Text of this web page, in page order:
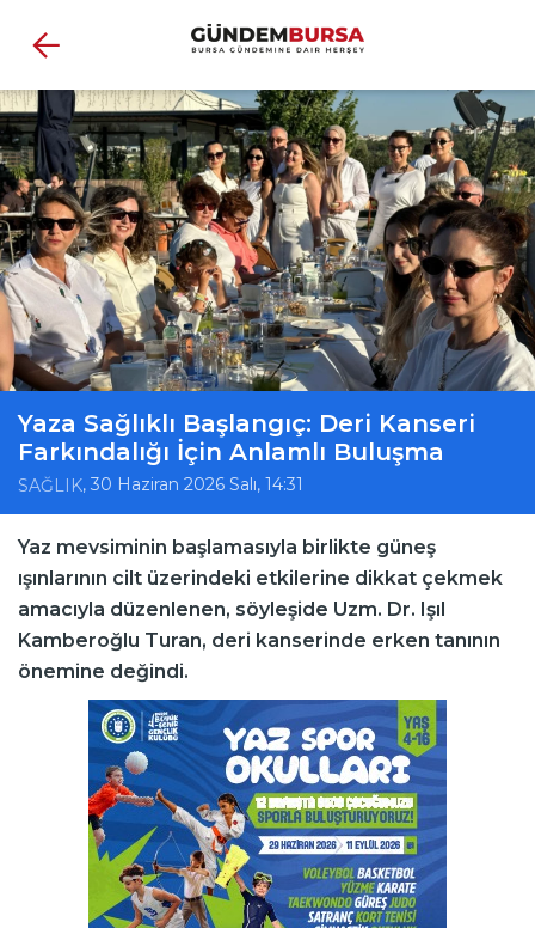
Yaza Sağlıklı Başlangıç: Deri Kanseri
Farkındalığı İçin Anlamlı Buluşma
SAĞLIK, 30 Haziran 2026 Salı, 14:31
Yaz mevsiminin başlamasıyla birlikte güneş
ışınlarının cilt üzerindeki etkilerine dikkat çekmek
amacıyla düzenlenen, söyleşide Uzm. Dr. Işıl
Kamberoğlu Turan, deri kanserinde erken tanının
önemine değindi.